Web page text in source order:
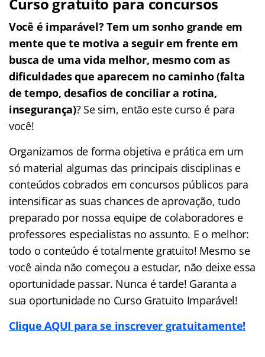
Você é imparável? Tem um sonho grande em
mente que te motiva a seguir em frente em
busca de uma vida melhor, mesmo com as
dificuldades que aparecem no caminho (falta
de tempo, desafios de conciliar a rotina,
insegurança)? Se sim, então este curso é para
você!
Organizamos de forma objetiva e prática em um
só material algumas das principais disciplinas e
conteúdos cobrados em concursos públicos para
intensificar as suas chances de aprovação, tudo
preparado por nossa equipe de colaboradores e
professores especialistas no assunto. E o melhor:
todo o conteúdo é totalmente gratuito! Mesmo se
você ainda não começou a estudar, não deixe essa
oportunidade passar. Nunca é tarde! Garanta a
sua oportunidade no Curso Gratuito Imparável!
Clique AQUI para se inscrever gratuitamente!